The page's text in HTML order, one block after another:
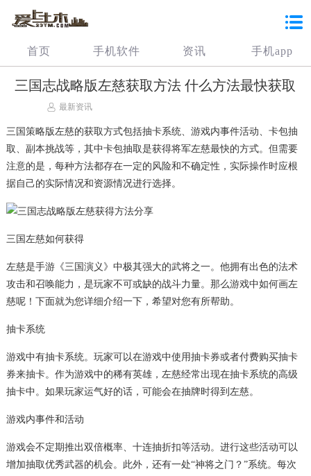
首页 手机软件 资讯 手机app
三国志战略版左慈获取方法 什么方法最快获取
最新资讯
三国策略版左慈的获取方式包括抽卡系统、游戏内事件活动、卡包抽
取、副本挑战等，其中卡包抽取是获得将军左慈最快的方式。但需要
注意的是，每种方法都存在一定的风险和不确定性，实际操作时应根
据自己的实际情况和资源情况进行选择。
三国左慈如何获得
左慈是手游《三国演义》中极其强大的武将之一。他拥有出色的法术
攻击和召唤能力，是玩家不可或缺的战斗力量。那么游戏中如何画左
慈呢！下面就为您详细介绍一下，希望对您有所帮助。
抽卡系统
游戏中有抽卡系统。玩家可以在游戏中使用抽卡券或者付费购买抽卡
券来抽卡。作为游戏中的稀有英雄，左慈经常出现在抽卡系统的高级
抽卡中。如果玩家运气好的话，可能会在抽牌时得到左慈。
游戏内事件和活动
游戏会不定期推出双倍概率、十连抽折扣等活动。进行这些活动可以
增加抽取优秀武器的机会。此外，还有一处“神将之门？”系统。每次